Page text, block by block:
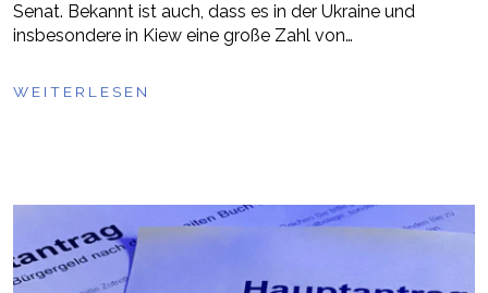
Senat. Bekannt ist auch, dass es in der Ukraine und
insbesondere in Kiew eine große Zahl von…
WEITERLESEN